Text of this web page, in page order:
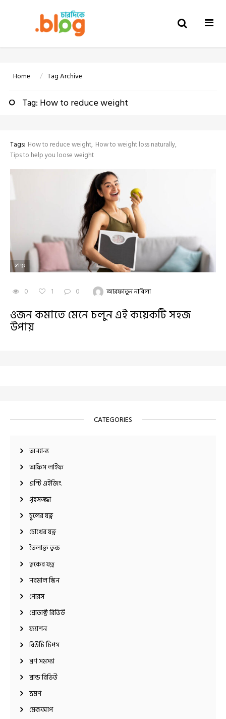
CATEGORIES
অন্যান্য
অফিস লাইফ
এন্টি এইজিং
গৃহসজ্জা
চুলের যত্ন
চোখের যত্ন
তৈলাক্ত ত্বক
ত্বকের যত্ন
নরমাল স্কিন
পোরস
প্রোডাক্ট রিভিউ
ফ্যাশন
বিউটি টিপস
ব্রণ সমস্যা
ব্রান্ড রিভিউ
ভ্রমণ
মেকআপ
Home Tag Archive
Tag: How to reduce weight
Tags: How to reduce weight How to weight loss naturally
Tips to help you loose weight
স্বাস্থ্য
0 1 0 আরফাতুন নাবিলা
ওজন কমাতে মেনে চলুন এই কয়েকটি সহজ
উপায়